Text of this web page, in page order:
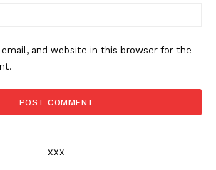
email, and website in this browser for the
xxx